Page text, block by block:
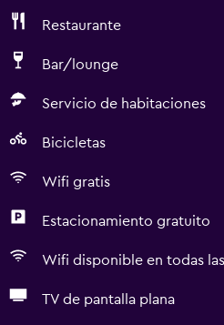
Restaurante
Bar/lounge
Servicio de habitaciones
Bicicletas
Wifi gratis
Estacionamiento gratuito
Wifi disponible en todas
TV de pantalla plana